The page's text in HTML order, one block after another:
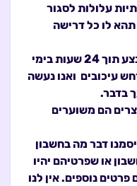
עלולות לסגור
לו כל דרישה
השירות לרוב מתחיל להתבצע תוך 24 שעות בימי
עיכובים ואנו נעשה
בדבר.
הם משוערים
דבר מה בחשבון
או שפרטיהם יהיו
נוספים. אין לנו